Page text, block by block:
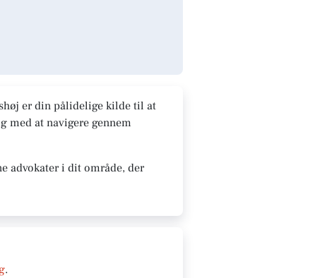
er din pålidelige kilde til at
med at navigere gennem
advokater i dit område, der
.